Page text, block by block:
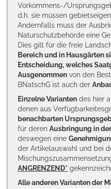
Vorkommens-/
d.h. sie müssen
Andernfalls muss der
Naturschutzbehörde eine
Dies gilt für die freie
Bereich und in Hausgärten
Entscheidung, welches
Ausgenommen von den
BNatschG ist auch der
Einzelne Varianten des hier
denen aus
benachbarten
für deren Ausbringung in
deswegen eine
der Artikelauswahl und bei
ANGRENZEND*
Alle anderen Varianten der